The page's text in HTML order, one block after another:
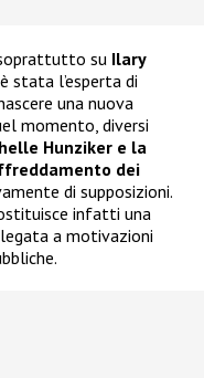
su Ilary
stata l’esperta di
una nuova
momento, diversi
Hunziker e la
dei
di supposizioni.
infatti una
a motivazioni